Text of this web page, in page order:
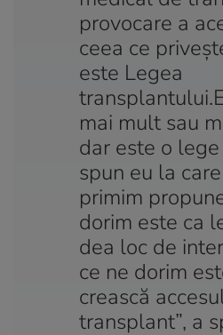
provocare a
ceea ce
este Legea
mai mult sau
dar este o
spun eu la
primim
dorim este ca
dea loc de
ce ne dorim
crească
transplant”, a